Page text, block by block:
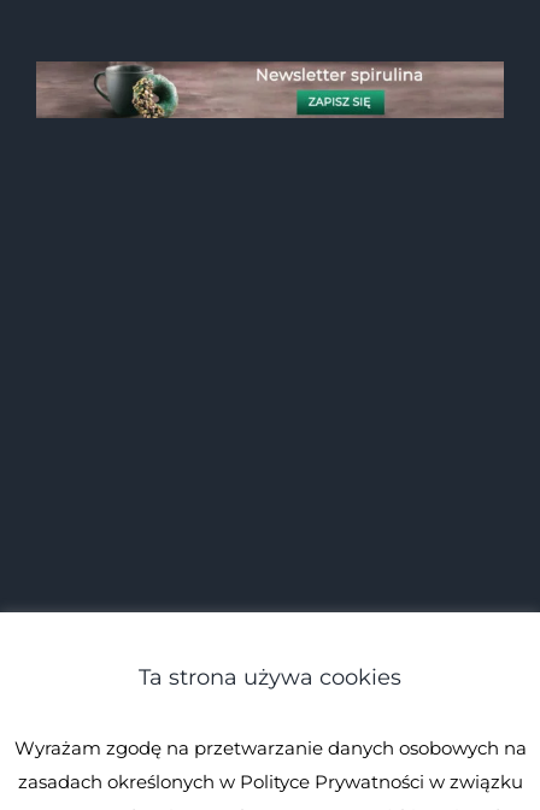
Ta strona używa cookies
Wyrażam zgodę na przetwarzanie danych osobowych na
zasadach określonych w Polityce Prywatności w związku